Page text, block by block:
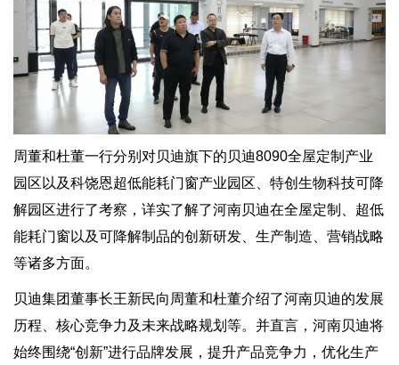
周董和杜董一行分别对贝迪旗下的贝迪8090全屋定制产业
园区以及科饶恩超低能耗门窗产业园区、特创生物科技可降
解园区进行了考察，详实了解了河南贝迪在全屋定制、超低
能耗门窗以及可降解制品的创新研发、生产制造、营销战略
等诸多方面。
贝迪集团董事长王新民向周董和杜董介绍了河南贝迪的发展
历程、核心竞争力及未来战略规划等。并直言，河南贝迪将
始终围绕“创新”进行品牌发展，提升产品竞争力，优化生产